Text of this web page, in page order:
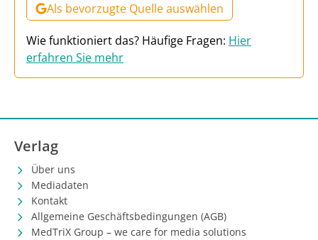
Als bevorzugte Quelle auswählen
Wie funktioniert das? Häufige Fragen: Hier
erfahren Sie mehr
Verlag
Über uns
Mediadaten
Kontakt
Allgemeine Geschäftsbedingungen (AGB)
MedTriX Group – we care for media solutions